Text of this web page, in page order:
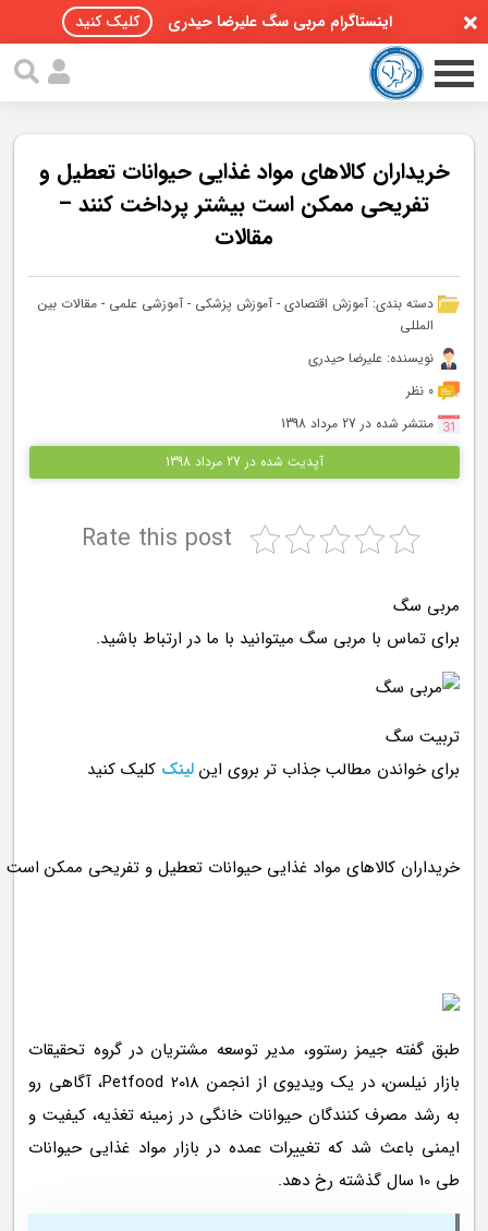
اینستاگرام مربی سگ علیرضا حیدری کلیک کنید
پادکست سگ ها
سمینار تهران 96
گواهینامه ها
تماس با ما
خریداران کالاهای مواد غذایی حیوانات تعطیل و
تفریحی ممکن است بیشتر پرداخت کنند –
مقالات
دسته بندی:آموزش اقتصادی -آموزش پزشکی -آموزشی علمی -مقالات بین
المللی
نویسنده: علیرضا حیدری
0 نظر
منتشر شده در 27 مرداد 1398
آپدیت شده در 27 مرداد 1398
Rate this post
مربی سگ
برای تماس با مربی سگ میتوانید با ما در ارتباط باشید.
تربیت سگ
برای خواندن مطالب جذاب تر بروی اینلینک کلیک کنید
طبق گفته جیمز رستوو، مدیر توسعه مشتریان در گروه تحقیقات
بازار نیلسن، در یک ویدیوی از انجمن Petfood 2018، آگاهی رو
به رشد مصرف کنندگان حیوانات خانگی در زمینه تغذیه، کیفیت و
ایمنی باعث شد که تغییرات عمده در بازار مواد غذایی حیوانات
طی 10 سال گذشته رخ دهد.